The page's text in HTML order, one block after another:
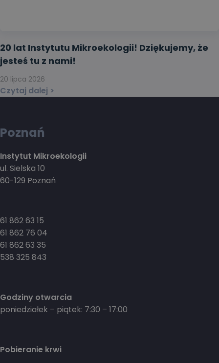
20 lat Instytutu Mikroekologii! Dziękujemy, że
jesteś tu z nami!
Czytaj dalej >
20 lipca 2026
Poznań
Instytut Mikroekologii
ul. Sielska 10
60-129 Poznań
61 862 63 15
61 862 76 04
61 862 63 35
538 325 843
Godziny otwarcia
poniedziałek – piątek: 7:30 – 17:00
Pobieranie krwi